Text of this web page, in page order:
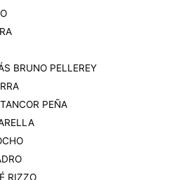
BRUNO PELLEREY
PEÑA
RIZZO